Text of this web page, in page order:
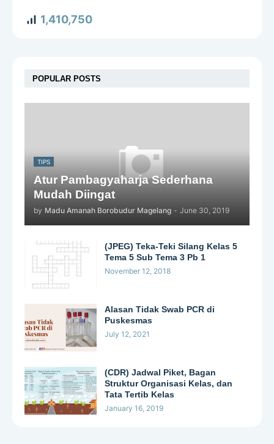
1,410,750
POPULAR POSTS
TIPS
Atur Pambagyaharja Sederhana
Mudah Diingat
by Madu Amanah Borobudur Magelang - June 30, 2019
(JPEG) Teka-Teki Silang Kelas 5
Tema 5 Sub Tema 3 Pb 1
November 12, 2018
Alasan Tidak Swab PCR di
Puskesmas
July 12, 2021
(CDR) Jadwal Piket, Bagan
Struktur Organisasi Kelas, dan
Tata Tertib Kelas
January 16, 2019